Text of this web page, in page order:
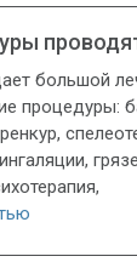
большой
процедуры: